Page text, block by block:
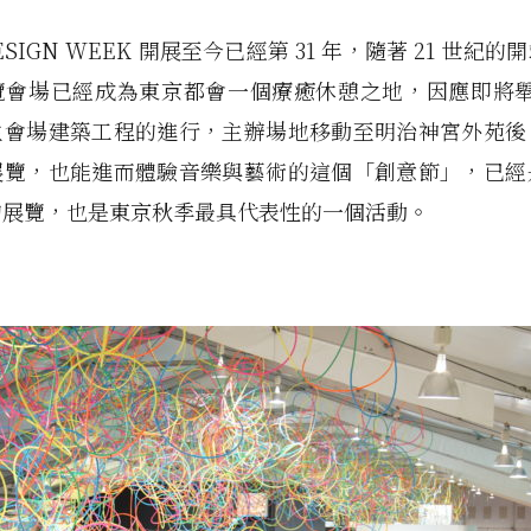
WEEK 開展至今已經第 31 年，隨著 21 世紀的
場已經成為東京都會一個療癒休憩之地，因應即將
場建築工程的進行，主辦場地移動至明治神宮外苑
，也能進而體驗音樂與藝術的這個「創意節」，已
覽，也是東京秋季最具代表性的一個活動。